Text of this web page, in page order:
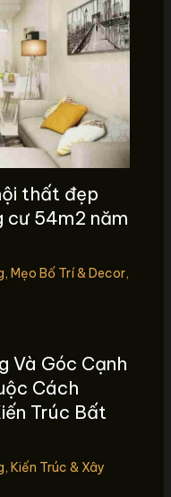
thất đẹp
cư 54m2 năm
, Mẹo Bố Trí & Decor,
Và Góc Cạnh
Cách
Trúc Bất
, Kiến Trúc & Xây